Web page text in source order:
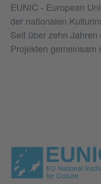
EUNIC - European
der nationalen
Seit über zehn
Projekten gemeinsam